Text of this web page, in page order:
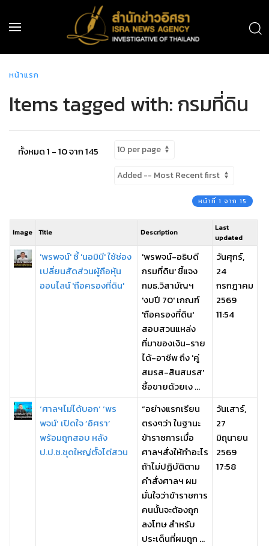
หน้าแรก
Items tagged with: กรมที่ดิน
ทั้งหมด 1 - 10 จาก 145
หน้าที่ 1 จาก 15
Image Title Description
Last
updated
'พรพจน์' ชี้ 'นอมินี' ใช้ช่อง
เปลี่ยนสัดส่วนผู้ถือหุ้น
ออนไลน์ 'ถือครองที่ดิน'
'พรพจน์-อธิบดี
กรมที่ดิน' ชี้แจง
กมธ.วิสามัญฯ
'งบปี 70' เกณฑ์
'ถือครองที่ดิน'
สอบสวนแหล่ง
ที่มาของเงิน-ราย
ได้-อาชีพ ถึง 'คู่
สมรส-สินสมรส'
ซื้อขายด้วยเง ...
วันศุกร์,
24
กรกฎาคม
2569
11:54
‘ศาลฯไม่ได้บอก’ ‘พร
พจน์’ เปิดใจ ’อิศรา’
พร้อมถูกสอบ หลัง
ป.ป.ช.ชุดใหญ่ตั้งไต่สวน
“อย่างแรกเรียน
ตรงๆว่า ในฐานะ
ข้าราชการเมื่อ
ศาลฯสั่งให้ทำอะไร
ถ้าไม่ปฏิบัติตาม
คำสั่งศาลฯ ผม
มั่นใจว่าข้าราชการ
คนนั้นจะต้องถูก
ลงโทษ สำหรับ
ประเด็นที่ผมถูก ...
วันเสาร์,
27
มิถุนายน
2569
17:58